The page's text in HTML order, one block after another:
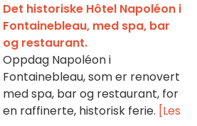
Det historiske Hôtel Napoléon i
Fontainebleau, med spa, bar
og restaurant.
Oppdag Napoléon i
Fontainebleau, som er renovert
med spa, bar og restaurant, for
en raffinerte, historisk ferie. [Les